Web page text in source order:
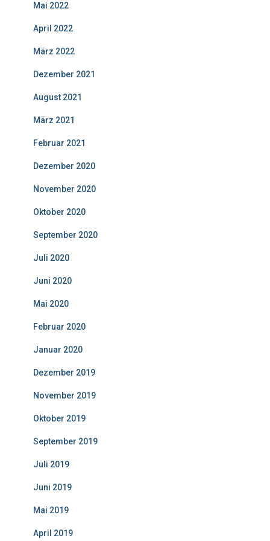
Mai 2022
April 2022
März 2022
Dezember 2021
August 2021
März 2021
Februar 2021
Dezember 2020
November 2020
Oktober 2020
September 2020
Juli 2020
Juni 2020
Mai 2020
Februar 2020
Januar 2020
Dezember 2019
November 2019
Oktober 2019
September 2019
Juli 2019
Juni 2019
Mai 2019
April 2019